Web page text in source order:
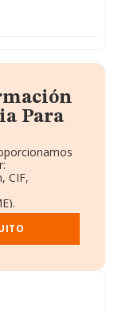
Para
CIF,